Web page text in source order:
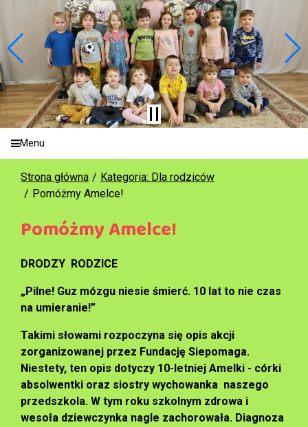
Menu
Strona główna
Kategoria: Dla rodziców
Pomóżmy Amelce!
Pomóżmy Amelce!
DRODZY RODZICE
„Pilne! Guz mózgu niesie śmierć. 10 lat to nie czas
na umieranie!”
Takimi słowami rozpoczyna się opis akcji
zorganizowanej przez Fundację Siepomaga.
Niestety, ten opis dotyczy 10-letniej Amelki - córki
absolwentki oraz siostry wychowanka naszego
przedszkola. W tym roku szkolnym zdrowa i
wesoła dziewczynka nagle zachorowała. Diagnoza